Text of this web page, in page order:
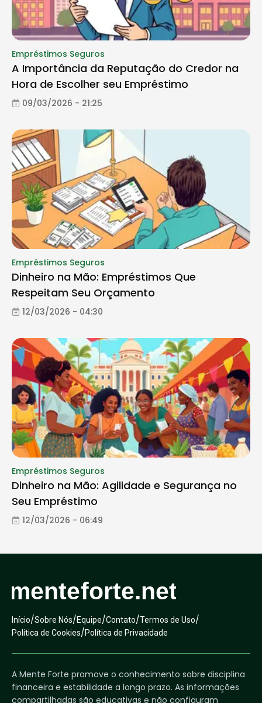
Empréstimos Seguros
A Importância da Reputação do Credor na
Hora de Escolher seu Empréstimo
09/03/2026 - 21:25
Empréstimos Seguros
Dinheiro na Mão: Empréstimos Que
Respeitam Seu Orçamento
12/03/2026 - 04:30
Empréstimos Seguros
Dinheiro na Mão: Agilidade e Segurança no
Seu Empréstimo
12/03/2026 - 06:49
Início/Sobre Nós/Equipe/Contato/Termos de Uso/
Política de Cookies/Política de Privacidade
A Mente Forte promove o conhecimento sobre disciplina
financeira e estabilidade a longo prazo. As informações
compartilhadas são educativas e não configuram